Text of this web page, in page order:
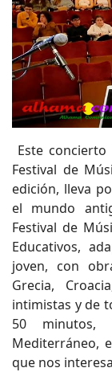
Este
Festival de
edición, lleva
el mundo
Festival de
Educativos,
joven, con
Grecia,
intimistas y de
50
Mediterráneo,
que nos